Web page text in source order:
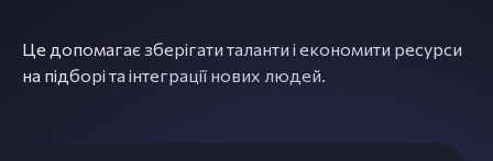
Це допомагає зберігати таланти і економити ресурси
на підборі та інтеграції нових людей.